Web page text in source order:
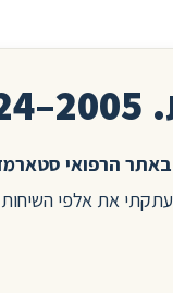
העתקתי את אלפי